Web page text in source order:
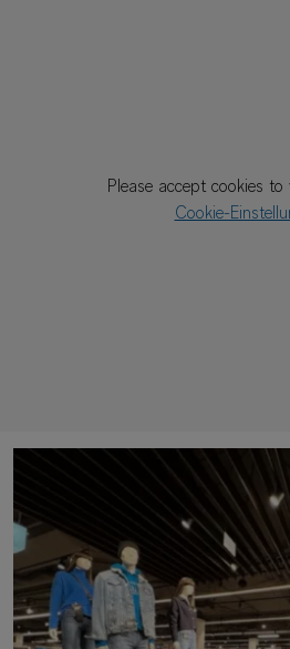
Please accept cookies
Cookie-